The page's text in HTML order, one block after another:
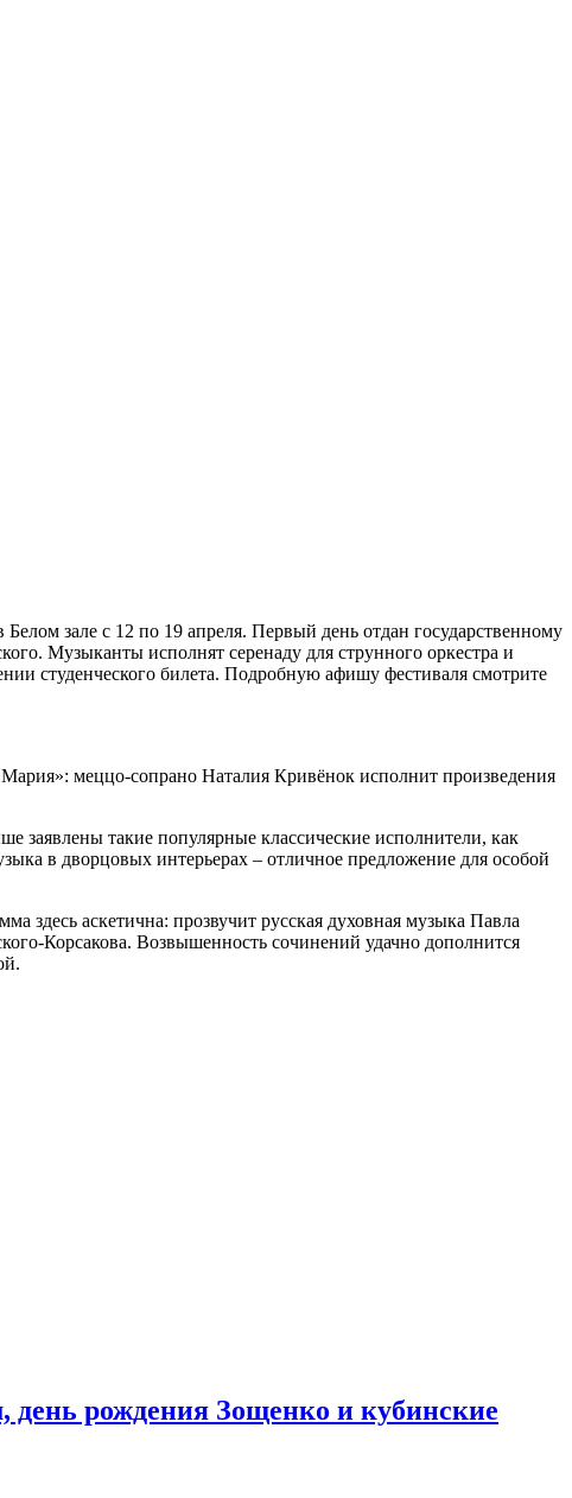
зале с 12 по 19 апреля. Первый день отдан государственному
Музыканты исполнят серенаду для струнного оркестра и
студенческого билета. Подробную афишу фестиваля смотрите
меццо-сопрано Наталия Кривёнок исполнит произведения
такие популярные классические исполнители, как
в дворцовых интерьерах – отличное предложение для особой
аскетична: прозвучит русская духовная музыка Павла
Корсакова. Возвышенность сочинений удачно дополнится
рождения Зощенко и кубинские